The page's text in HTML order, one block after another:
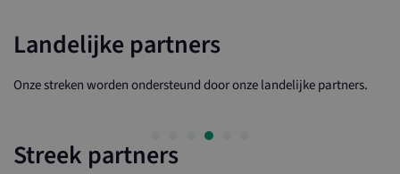
Landelijke partners
Onze streken worden ondersteund door onze landelijke partners.
Streek partners